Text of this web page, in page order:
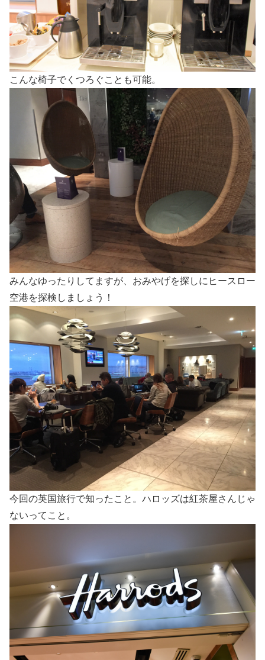
こんな椅子でくつろぐことも可能。
みんなゆったりしてますが、おみやげを探しにヒースロー
空港を探検しましょう！
今回の英国旅行で知ったこと。ハロッズは紅茶屋さんじゃ
ないってこと。